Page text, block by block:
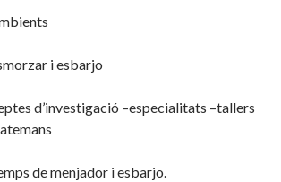
i esbarjo
d’investigació –especialitats –tallers
de menjador i esbarjo.